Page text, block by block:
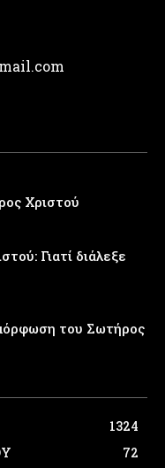
Χριστού
Γιατί διάλεξε
του Σωτήρος
1324
72